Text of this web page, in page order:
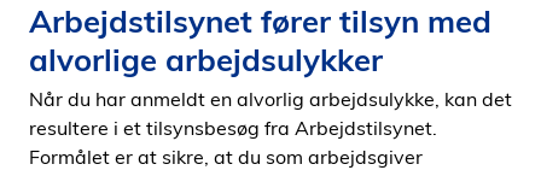
Arbejdstilsynet fører tilsyn med
alvorlige arbejdsulykker
Når du har anmeldt en alvorlig arbejdsulykke, kan det
resultere i et tilsynsbesøg fra Arbejdstilsynet.
Formålet er at sikre, at du som arbejdsgiver